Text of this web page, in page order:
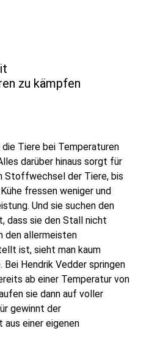
zu kämpfen
Tiere bei Temperaturen
darüber hinaus sorgt für
Stoffwechsel der Tiere, bis
fressen weniger und
Und sie suchen den
dass sie den Stall nicht
den allermeisten
ist, sieht man kaum
Bei Hendrik Vedder springen
ab einer Temperatur von
sie dann auf voller
gewinnt der
aus einer eigenen